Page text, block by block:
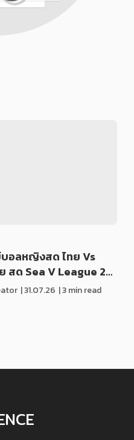
บอลหญิงสด ไทย Vs
สด Sea V League 2…
|31.07.26 | 3 min read